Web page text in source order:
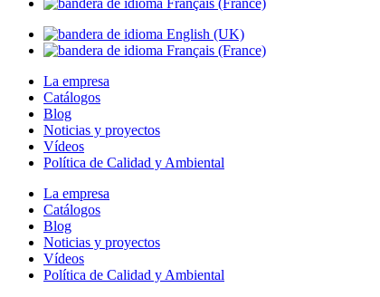
La empresa
Catálogos
Blog
Noticias y proyectos
Vídeos
Política de Calidad y Ambiental
La empresa
Catálogos
Blog
Noticias y proyectos
Vídeos
Política de Calidad y Ambiental